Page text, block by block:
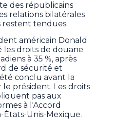
des républicains
relations bilatérales
restent tendues.
américain Donald
droits de douane
à 35 %, après
de sécurité et
conclu avant la
président. Les droits
pas aux
à l'Accord
États-Unis-Mexique.